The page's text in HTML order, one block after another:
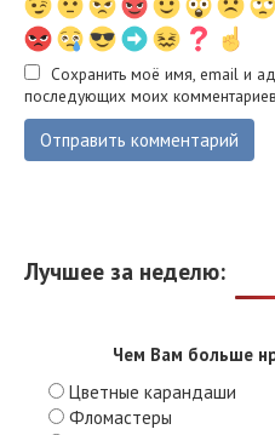
Сохранить моё имя, email и
последующих моих
Лучшее за неделю:
Чем Вам больше
Цветные карандаши
Фломастеры